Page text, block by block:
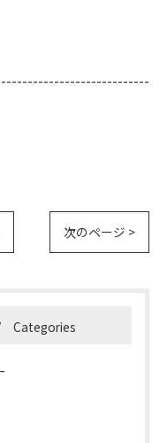
次のページ >
Categories